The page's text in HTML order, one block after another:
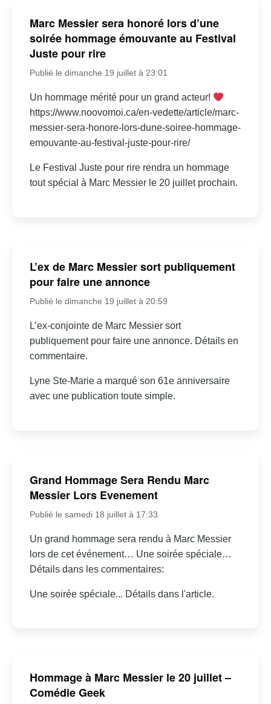
Marc Messier sera honoré lors d’une
soirée hommage émouvante au Festival
Juste pour rire
Publié le dimanche 19 juillet à 23:01
Un hommage mérité pour un grand acteur!
https://www.noovomoi.ca/en-vedette/article/marc-
messier-sera-honore-lors-dune-soiree-hommage-
emouvante-au-festival-juste-pour-rire/
Le Festival Juste pour rire rendra un hommage
tout spécial à Marc Messier le 20 juillet prochain.
L’ex de Marc Messier sort publiquement
pour faire une annonce
Publié le dimanche 19 juillet à 20:59
L’ex-conjointe de Marc Messier sort
publiquement pour faire une annonce. Détails en
commentaire.
Lyne Ste-Marie a marqué son 61e anniversaire
avec une publication toute simple.
Grand Hommage Sera Rendu Marc
Messier Lors Evenement
Publié le samedi 18 juillet à 17:33
Un grand hommage sera rendu à Marc Messier
lors de cet événement… Une soirée spéciale…
Détails dans les commentaires:
Une soirée spéciale... Détails dans l'article.
Hommage à Marc Messier le 20 juillet –
Comédie Geek